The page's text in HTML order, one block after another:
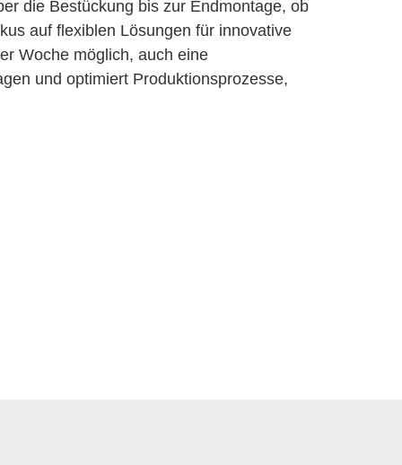
die Bestückung bis zur Endmontage, ob
auf flexiblen Lösungen für innovative
Woche möglich, auch eine
und optimiert Produktionsprozesse,